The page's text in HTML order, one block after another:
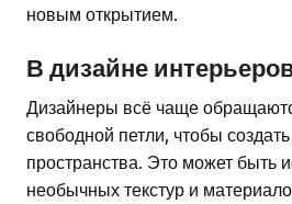
новым открытием.
В дизайне
Дизайнеры всё чаще
свободной петли, чтобы
пространства. Это может быть
необычных текстур и